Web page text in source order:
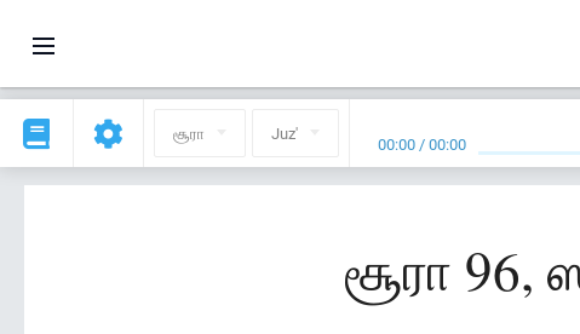
சூரா Juz' 00:00 /00:00
சூரா